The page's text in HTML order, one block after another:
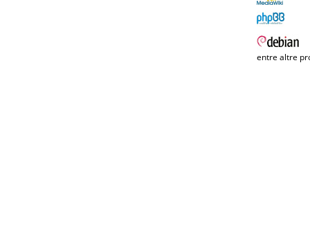
entre altre